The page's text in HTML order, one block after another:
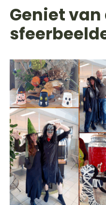
Geniet van